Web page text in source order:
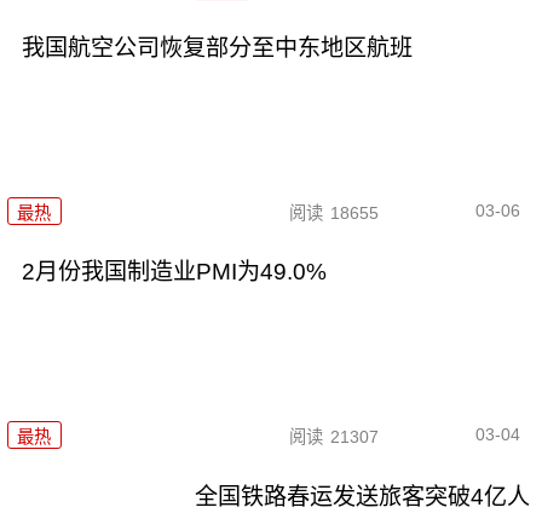
我国航空公司恢复部分至中东地区航班
最热 阅读 18655 03-06
2月份我国制造业PMI为49.0%
最热 阅读 21307 03-04
全国铁路春运发送旅客突破4亿人